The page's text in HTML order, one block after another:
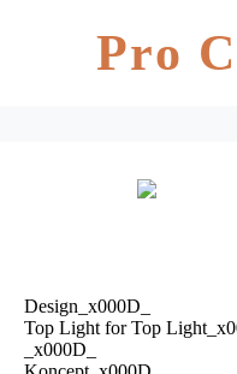
Pro
Design_x000D_
Top Light for Top
_x000D_